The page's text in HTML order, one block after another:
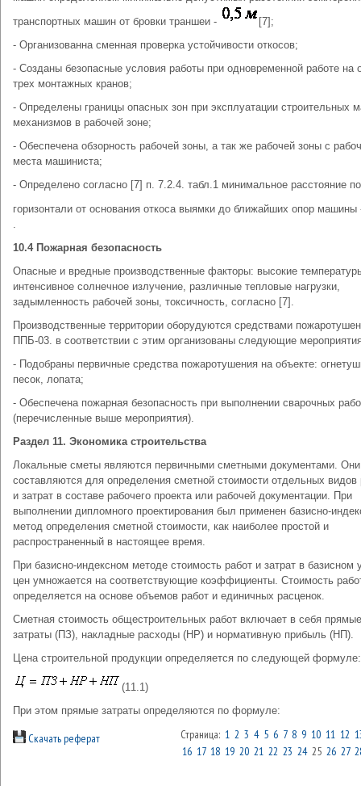
транспортных машин от бровки траншеи -
[7];
- Организованна сменная проверка устойчивости откосов;
- Созданы безопасные условия работы при одновременной работе на
трех монтажных кранов;
- Определены границы опасных зон при эксплуатации строительных
механизмов в рабочей зоне;
- Обеспечена обзорность рабочей зоны, а так же рабочей зоны с
места машиниста;
- Определено согласно [7] п. 7.2.4. табл.1 минимальное расстояние по
горизонтали от основания откоса выямки до ближайших опор
.
10.4 Пожарная безопасность
Опасные и вредные производственные факторы: высокие
интенсивное солнечное излучение, различные тепловые нагрузки,
задымленность рабочей зоны, токсичность, согласно [7].
Производственные территории оборудуются средствами
ППБ-03. в соответствии с этим организованы следующие
- Подобраны первичные средства пожаротушения на объекте:
песок, лопата;
- Обеспечена пожарная безопасность при выполнении сварочных
(перечисленные выше мероприятия).
Раздел 11. Экономика строительства
Локальные сметы являются первичными сметными документами. Они
составляются для определения сметной стоимости отдельных видов
и затрат в составе рабочего проекта или рабочей документации. При
выполнении дипломного проектирования был применен базисно-
метод определения сметной стоимости, как наиболее простой и
распространенный в настоящее время.
При базисно-индексном методе стоимость работ и затрат в базисном
цен умножается на соответствующие коэффициенты. Стоимость
определяется на основе объемов работ и единичных расценок.
Сметная стоимость общестроительных работ включает в себя прямые
затраты (ПЗ), накладные расходы (НР) и нормативную прибыль (НП).
Цена строительной продукции определяется по следующей формуле:
(11.1)
При этом прямые затраты определяются по формуле:
Скачать реферат Страница: 1 2 3 4 5 6 7 8 9 10 11 12
16 17 18 19 20 21 22 23 2425 26 27